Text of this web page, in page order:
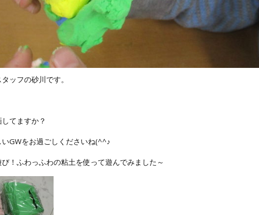
ッフの砂川です。
てますか？
GWをお過ごしくださいね(^^♪
！ふわっふわの粘土を使って遊んでみました～